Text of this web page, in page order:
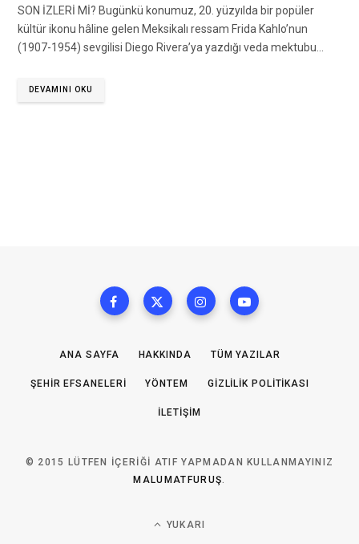
SON İZLERİ Mİ? Bugünkü konumuz, 20. yüzyılda bir popüler
kültür ikonu hâline gelen Meksikalı ressam Frida Kahlo’nun
(1907-1954) sevgilisi Diego Rivera’ya yazdığı veda mektubu…
DEVAMINI OKU
ANA SAYFA HAKKINDA TÜM YAZILAR
ŞEHIR EFSANELERI YÖNTEM GIZLILIK POLITIKASI
İLETIŞIM
© 2015 LÜTFEN IÇERIĞI ATIF YAPMADAN KULLANMAYINIZ
MALUMATFURUŞ.
YUKARI